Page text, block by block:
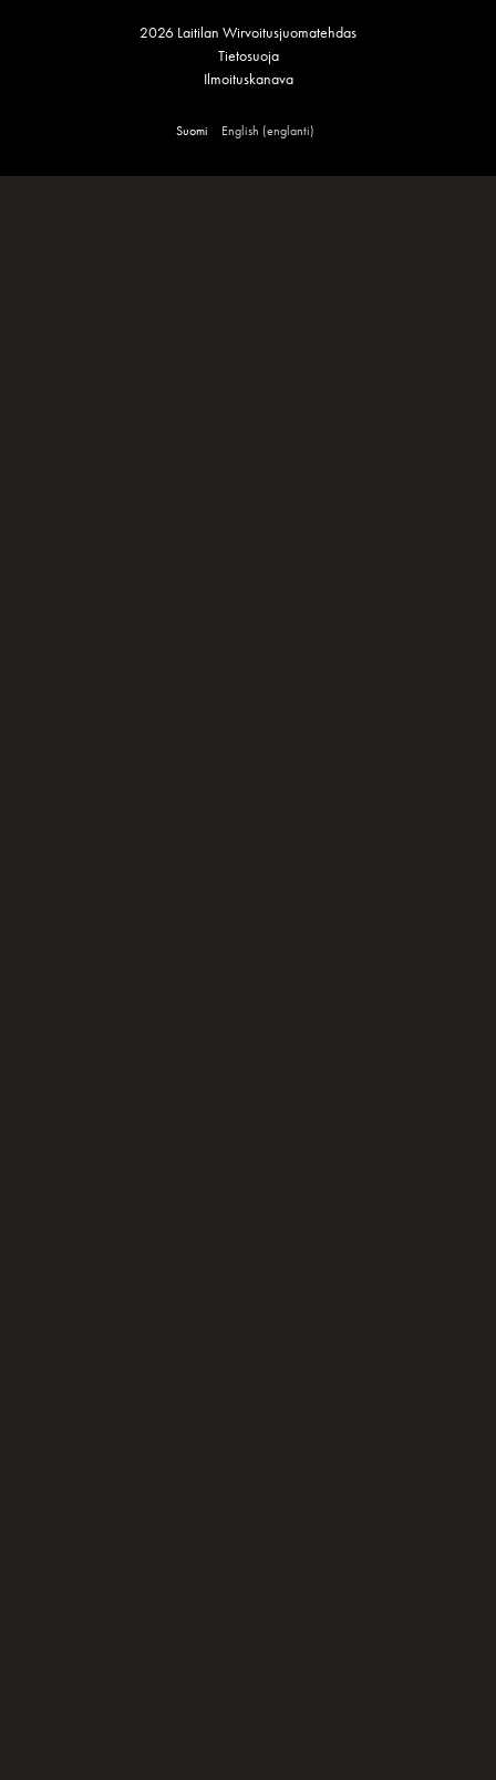
2026 Laitilan Wirvoitusjuomatehdas
Tietosuoja
Ilmoituskanava
Suomi English (englanti)